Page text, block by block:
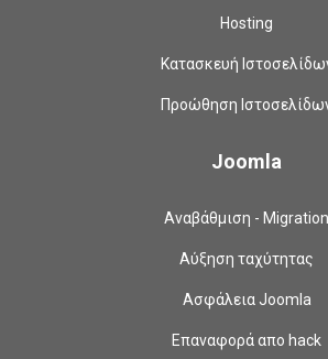
Hosting
Κατασκευή
Προώθηση
Joomla
Αναβάθμιση - Migration
Αύξηση ταχύτητας
Ασφάλεια Joomla
Επαναφορά απο hack